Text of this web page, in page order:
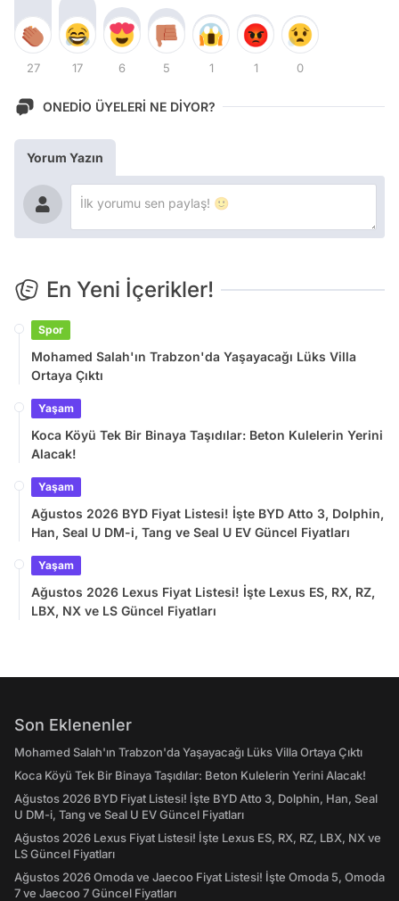
27 17 6 5 1 1 0
ONEDİO ÜYELERİ NE DİYOR?
Yorum Yazın
En Yeni İçerikler!
Spor
Mohamed Salah'ın Trabzon'da Yaşayacağı Lüks Villa
Ortaya Çıktı
Yaşam
Koca Köyü Tek Bir Binaya Taşıdılar: Beton Kulelerin Yerini
Alacak!
Yaşam
Ağustos 2026 BYD Fiyat Listesi! İşte BYD Atto 3, Dolphin,
Han, Seal U DM-i, Tang ve Seal U EV Güncel Fiyatları
Yaşam
Ağustos 2026 Lexus Fiyat Listesi! İşte Lexus ES, RX, RZ,
LBX, NX ve LS Güncel Fiyatları
Son Eklenenler
Mohamed Salah'ın Trabzon'da Yaşayacağı Lüks Villa Ortaya Çıktı
Koca Köyü Tek Bir Binaya Taşıdılar: Beton Kulelerin Yerini Alacak!
Ağustos 2026 BYD Fiyat Listesi! İşte BYD Atto 3, Dolphin, Han, Seal
U DM-i, Tang ve Seal U EV Güncel Fiyatları
Ağustos 2026 Lexus Fiyat Listesi! İşte Lexus ES, RX, RZ, LBX, NX ve
LS Güncel Fiyatları
Ağustos 2026 Omoda ve Jaecoo Fiyat Listesi! İşte Omoda 5, Omoda
7 ve Jaecoo 7 Güncel Fiyatları